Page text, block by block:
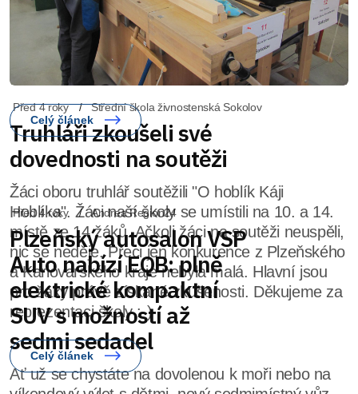
Před 4 roky Střední škola živnostenská Sokolov
Truhláři zkoušeli své
dovednosti na soutěži
Žáci oboru truhlář soutěžili "O hoblík Káji
Hoblíka". Žáci naší školy se umístili na 10. a 14.
místě ze 14 žáků. Ačkoli žáci na soutěži neuspěli,
nic se neděje. Přeci jen konkurence z Plzeňského
a Karlovarského kraje nebyla malá. Hlavní jsou
pro žáky právě získané zkušenosti. Děkujeme za
reprezentaci školy :-)
Celý článek